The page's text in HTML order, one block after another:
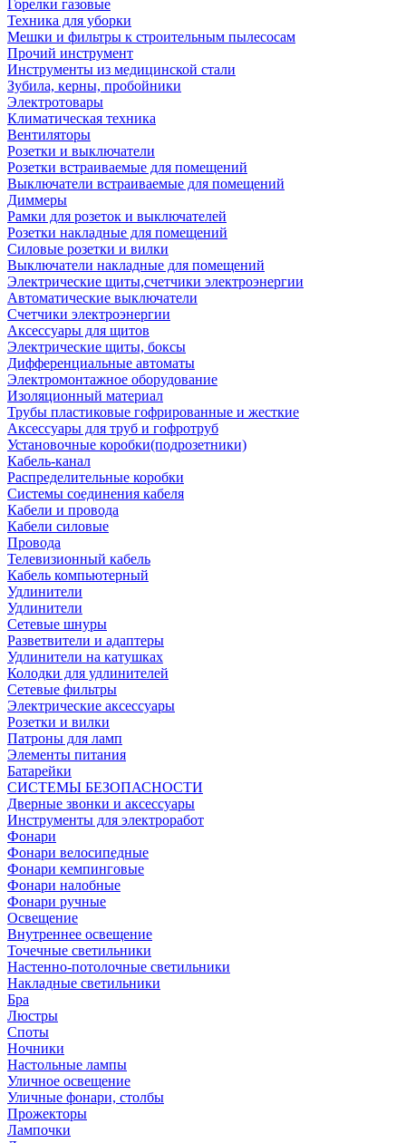
Горелки газовые
Техника для уборки
Мешки и фильтры к строительным пылесосам
Прочий инструмент
Инструменты из медицинской стали
Зубила, керны, пробойники
Электротовары
Климатическая техника
Вентиляторы
Розетки и выключатели
Розетки встраиваемые для помещений
Выключатели встраиваемые для помещений
Диммеры
Рамки для розеток и выключателей
Розетки накладные для помещений
Силовые розетки и вилки
Выключатели накладные для помещений
Электрические щиты,счетчики электроэнергии
Автоматические выключатели
Счетчики электроэнергии
Аксессуары для щитов
Электрические щиты, боксы
Дифференциальные автоматы
Электромонтажное оборудование
Изоляционный материал
Трубы пластиковые гофрированные и жесткие
Аксессуары для труб и гофротруб
Установочные коробки(подрозетники)
Кабель-канал
Распределительные коробки
Системы соединения кабеля
Кабели и провода
Кабели силовые
Провода
Телевизионный кабель
Кабель компьютерный
Удлинители
Удлинители
Сетевые шнуры
Разветвители и адаптеры
Удлинители на катушках
Колодки для удлинителей
Сетевые фильтры
Электрические аксессуары
Розетки и вилки
Патроны для ламп
Элементы питания
Батарейки
СИСТЕМЫ БЕЗОПАСНОСТИ
Дверные звонки и аксессуары
Инструменты для электроработ
Фонари
Фонари велосипедные
Фонари кемпинговые
Фонари налобные
Фонари ручные
Освещение
Внутреннее освещение
Точечные светильники
Настенно-потолочные светильники
Накладные светильники
Бра
Люстры
Споты
Ночники
Настольные лампы
Уличное освещение
Уличные фонари, столбы
Прожекторы
Лампочки